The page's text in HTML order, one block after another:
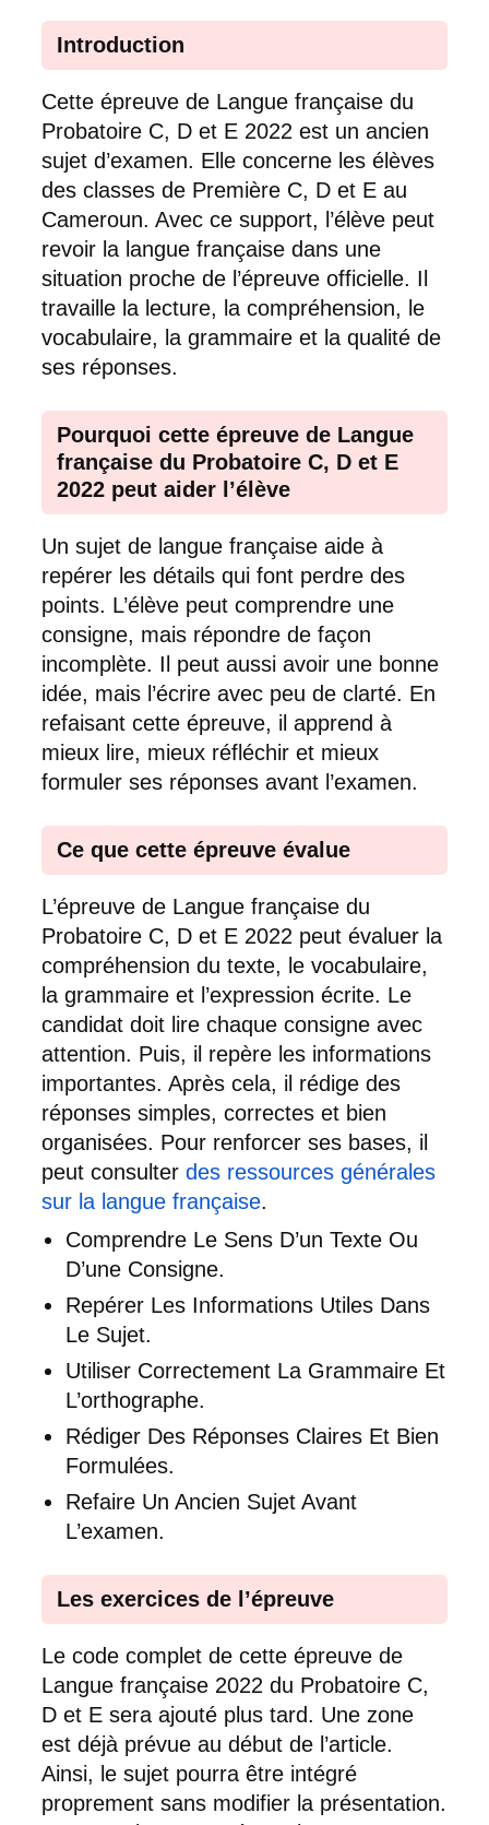
Introduction
Cette épreuve de Langue française du
Probatoire C, D et E 2022 est un ancien
sujet d’examen. Elle concerne les élèves
des classes de Première C, D et E au
Cameroun. Avec ce support, l’élève peut
revoir la langue française dans une
situation proche de l’épreuve officielle. Il
travaille la lecture, la compréhension, le
vocabulaire, la grammaire et la qualité de
ses réponses.
Pourquoi cette épreuve de Langue
française du Probatoire C, D et E
2022 peut aider l’élève
Un sujet de langue française aide à
repérer les détails qui font perdre des
points. L’élève peut comprendre une
consigne, mais répondre de façon
incomplète. Il peut aussi avoir une bonne
idée, mais l’écrire avec peu de clarté. En
refaisant cette épreuve, il apprend à
mieux lire, mieux réfléchir et mieux
formuler ses réponses avant l’examen.
Ce que cette épreuve évalue
L’épreuve de Langue française du
Probatoire C, D et E 2022 peut évaluer la
compréhension du texte, le vocabulaire,
la grammaire et l’expression écrite. Le
candidat doit lire chaque consigne avec
attention. Puis, il repère les informations
importantes. Après cela, il rédige des
réponses simples, correctes et bien
organisées. Pour renforcer ses bases, il
peut consulter des ressources générales
sur la langue française.
Comprendre Le Sens D’un Texte Ou
D’une Consigne.
Repérer Les Informations Utiles Dans
Le Sujet.
Utiliser Correctement La Grammaire Et
L’orthographe.
Rédiger Des Réponses Claires Et Bien
Formulées.
Refaire Un Ancien Sujet Avant
L’examen.
Les exercices de l’épreuve
Le code complet de cette épreuve de
Langue française 2022 du Probatoire C,
D et E sera ajouté plus tard. Une zone
est déjà prévue au début de l’article.
Ainsi, le sujet pourra être intégré
proprement sans modifier la présentation.